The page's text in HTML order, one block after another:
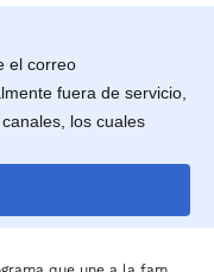
el correo
fuera de servicio,
los cuales